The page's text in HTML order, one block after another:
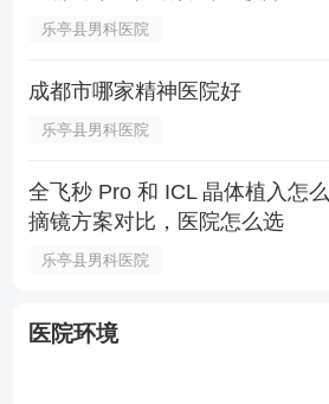
乐亭县男科医院
成都市哪家精神医院好
乐亭县男科医院
全飞秒 Pro 和 ICL 晶体植入怎
摘镜方案对比，医院怎么选
乐亭县男科医院
医院环境